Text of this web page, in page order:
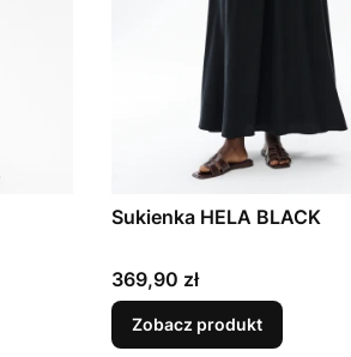
Sukienka HELA BLACK
Cena
369,90 zł
Zobacz produkt